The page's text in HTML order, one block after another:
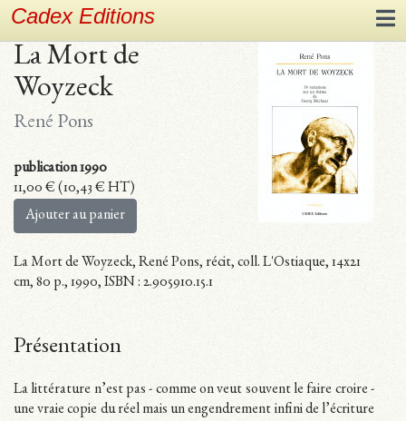
Cadex Editions
La Mort de
Woyzeck
René Pons
publication 1990
11,00 € (10,43 € HT)
Ajouter au panier
La Mort de Woyzeck, René Pons, récit, coll. L'Ostiaque, 14x21
cm, 80 p., 1990, ISBN : 2.905910.15.1
Présentation
La littérature n’est pas - comme on veut souvent le faire croire -
une vraie copie du réel mais un engendrement infini de l’écriture